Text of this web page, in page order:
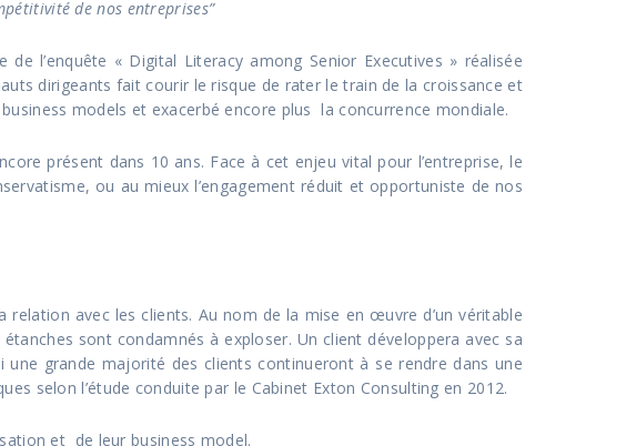
de nos entreprises”
l’enquête « Digital Literacy among Senior Executives » réalisée
dirigeants fait courir le risque de rater le train de la croissance et
models et exacerbé encore plus la concurrence mondiale.
présent dans 10 ans. Face à cet enjeu vital pour l’entreprise, le
ou au mieux l’engagement réduit et opportuniste de nos
avec les clients. Au nom de la mise en œuvre d’un véritable
sont condamnés à exploser. Un client développera avec sa
une grande majorité des clients continueront à se rendre dans une
selon l’étude conduite par le Cabinet Exton Consulting en 2012.
et de leur business model.